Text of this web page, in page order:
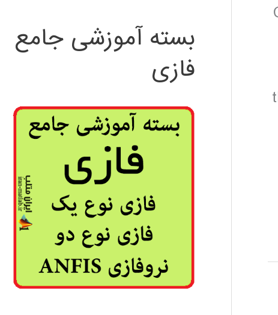
بسته آموزشی جامع
فازی